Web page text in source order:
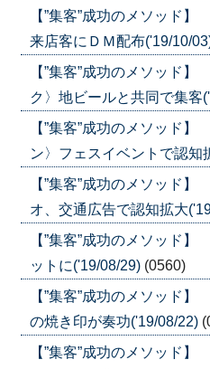
【”集客”成功のメソッド
来店客にＤＭ配布('19/10/
【”集客”成功のメソッド
ク〉地ビールと共同で集客
【”集客”成功のメソッド
ン〉フェスイベントで認知
【”集客”成功のメソッド
オ、交通広告で認知拡大
【”集客”成功のメソッド
ットに('19/08/29) (0560)
【”集客”成功のメソッド
の焼き印が奏功('19/08/22)
【”集客”成功のメソッド